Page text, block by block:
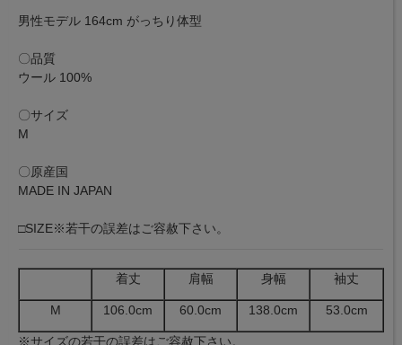
男性モデル 164cm がっちり体型
〇品質
ウール 100%
〇サイズ
M
〇原産国
MADE IN JAPAN
□SIZE※若干の誤差はご容赦下さい。
着丈 肩幅 身幅 袖丈
M 106.0cm 60.0cm 138.0cm 53.0cm
※サイズの若干の誤差はご容赦下さい。